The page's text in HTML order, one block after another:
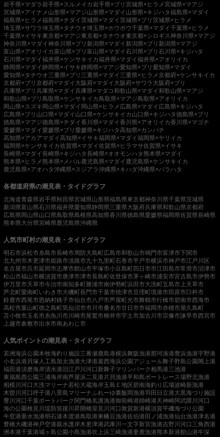
岩手県×マダラ 岩手県×スルメイカ 岩手県×ブリ 宮城県×ヒラメ宮城県×マアジ
宮城県×アイナメ 山形県×マアジ山形県×マダイ 山形県×キジハタ福島県×マダイ
福島県×ヒラメ福島県×チダイ茨城県×マダイ茨城県×ブリ 茨城県×ヒラメ
埼玉県×サワラ埼玉県×タチウオ埼玉県×ホウボウ千葉県×マダイ千葉県×ヒラメ
千葉県×イサキ東京都×マアジ東京都×タチウオ東京都×シロギス神奈川県×マアジ
神奈川県×マダイ神奈川県×ブリ 新潟県×マダイ 新潟県×ブリ 新潟県×マアジ
富山県×アオリイカ富山県×ブリ 富山県×マダイ石川県×ブリ 石川県×キジハタ
石川県×マダイ福井県×ケンサキイカ福井県×マダイ福井県×アオリイカ
静岡県×マダイ静岡県×イサキ静岡県×マアジ愛知県×ブリ 愛知県×マダイ
愛知県×タチウオ三重県×ブリ 三重県×マダイ 三重県×ヒラメ京都府×ケンサキイカ
京都府×ブリ 京都府×マダイ 大阪府×マダイ 大阪府×サワラ 大阪府×ブリ
兵庫県×ブリ 兵庫県×マダイ兵庫県×マダコ和歌山県×マダイ和歌山県×マアジ
和歌山県×ブリ 鳥取県×ケンサキイカ 鳥取県×マアジ鳥取県×アオリイカ
岡山県×スズキ岡山県×マダイ 岡山県×ヒラメ 広島県×マダイ 広島県×キジハタ
広島県×ブリ 山口県×マダイ 山口県×ケンサキイカ 山口県×キジハタ徳島県×ブリ
徳島県×マアジ徳島県×チダイ香川県×マダイ香川県×アオリイカ香川県×マゴチ
愛媛県×マダイ愛媛県×ブリ 愛媛県×キジハタ高知県×カンパチ
高知県×アカアマダイ高知県×イサキ福岡県×マダイ福岡県×ヤリイカ
福岡県×ケンサキイカ佐賀県×マダイ佐賀県×ヒラマサ佐賀県×イサキ
長崎県×マダイ長崎県×キジハタ長崎県×オオモンハタ 熊本県×マダイ
熊本県×ヒラメ 熊本県×メバル鹿児島県×マダイ 鹿児島県×ケンサキイカ
鹿児島県×アオハタ沖縄県×スジアラ沖縄県×キハダ沖縄県×バラハタ
各都道府県の潮見表・タイドグラフ
北海道青森県岩手県秋田県宮城県山形県福島県東京都神奈川県千葉県茨城県
新潟県富山県石川県福井県愛知県静岡県三重県大阪府兵庫県和歌山県京都府
広島県岡山県山口県鳥取県島根県高知県香川県徳島県愛媛県福岡県佐賀県長崎県
熊本県大分県宮崎県 鹿児島県沖縄県
人気市町村の潮見表・タイドグラフ
明石市浜松市糸島市長崎市周防大島町広島市和歌山市鳴門市富津市下関市
北九州市木更津市姫路市淡路市九十九里町石巻市平戸市横浜市神戸市江戸川区
名古屋市呉市延岡市志摩市館山市平塚市小豆島町四日市市江田島市常滑市沼津市
松山市福山市横須賀市唐津市津市長島町佐世保市茅ヶ崎市浦安市宮古島市伊勢市
伊万里市天草市今治市南知多町勝浦市南伊勢町浜田市大洗町五島市 上天草市
芦北町愛南町いわき市大磯町長門市千葉市焼津市亘理町境港市田原市臼杵市
鈴鹿市西尾市恩納村銚子市仙台市八戸市芦屋町光市舞鶴市行橋市碧南市西海市
高松市葉山町徳之島町気仙沼市市川市桑名市廿日市市福岡市赤穂市屋久島町
苫小牧市玉名市糸魚川市 川崎市尾鷲市柳井市宇土市加古川市宗像市諫早市西宮市
上越市倉敷市出水市南あわじ市
人気ポイントの潮見表・タイドグラフ
若洲海浜公園本牧海釣り施設三番瀬 鹿島港横浜舞阪漁港那珂湊港豊浜漁港宇野港
小名浜港 貝塚人工島加太漁港大津港葛西海浜公園アジュール舞子野島公園閖上港
福田港須磨海岸清水港 旧江戸川河口 新舞子マリンパーク相馬港三池港
東扇島西公園三浦海岸南芦屋浜二見港 片貝漁港平和島ボートレース場野北漁港
相模川河口 大洗マリーナ若松大蔵海岸玉島Ｅ地区碧南海釣り広場波崎新漁港
木曽川河口呼子港 八景島マリーナふれーゆ裏飯岡漁港羽田 日立港大黒海づり施設
豊川河口千葉ポートパーク関門橋名護漁港御前崎港師崎港天神崎阿武隈川河口
海の公園検見川堤防筑後川昇開橋室見川河口敦賀新港横須賀平磯海づり公園
牛窓港垂水漁港明石港本渡港鳥取港東幡豆漁港佐伯港田ノ浦漁港仙台漁港津名港
豊橋大磯港神戸空港親水護岸木更津港武庫川一文字新宮漁港吉野川河口 三角西港
洲本港千葉港城ヶ島公園小島漁港吹上浜三崎漁港妻鹿漁港熊本新港館山港牛深